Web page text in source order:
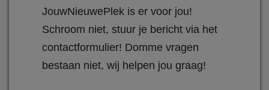
JouwNieuwePlek is er voor jou!
Schroom niet, stuur je bericht via het
contactformulier! Domme vragen
bestaan niet, wij helpen jou graag!